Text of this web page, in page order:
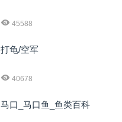
45588
打龟/空军
40678
马口_马口鱼_鱼类百科